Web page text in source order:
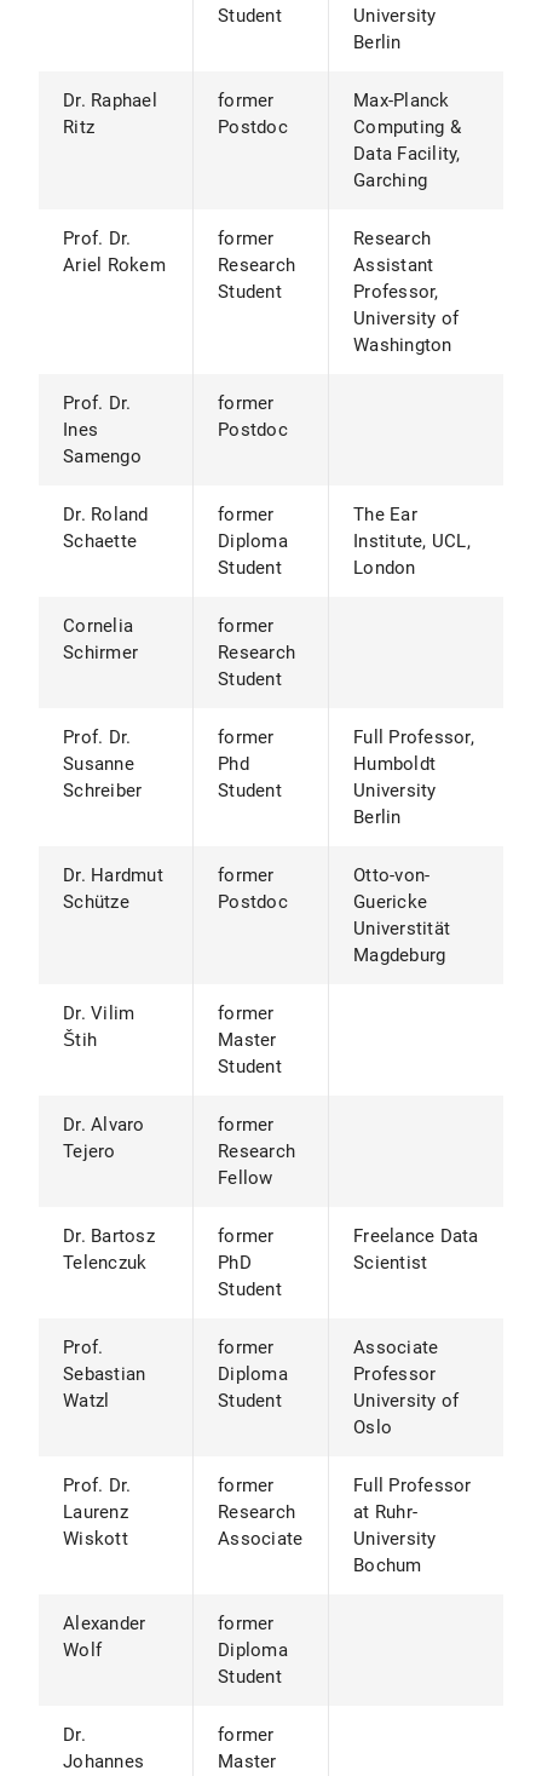
Student
University
Berlin
Dr. Raphael
Ritz
former
Postdoc
Max-Planck
Computing &
Data Facility,
Garching
Prof. Dr.
Ariel Rokem
former
Research
Student
Research
Assistant
Professor,
University of
Washington
Prof. Dr.
Ines
Samengo
former
Postdoc
Dr. Roland
Schaette
former
Diploma
Student
The Ear
Institute, UCL,
London
Cornelia
Schirmer
former
Research
Student
Prof. Dr.
Susanne
Schreiber
former
Phd
Student
Full Professor,
Humboldt
University
Berlin
Dr. Hardmut
Schütze
former
Postdoc
Otto-von-
Guericke
Universtität
Magdeburg
Dr. Vilim
Štih
former
Master
Student
Dr. Alvaro
Tejero
former
Research
Fellow
Dr. Bartosz
Telenczuk
former
PhD
Student
Freelance Data
Scientist
Prof.
Sebastian
Watzl
former
Diploma
Student
Associate
Professor
University of
Oslo
Prof. Dr.
Laurenz
Wiskott
former
Research
Associate
Full Professor
at Ruhr-
University
Bochum
Alexander
Wolf
former
Diploma
Student
Dr.
Johannes
former
Master